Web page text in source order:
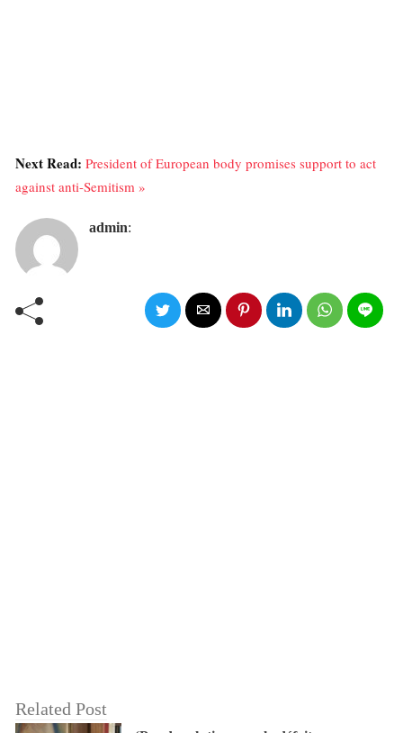
Next Read: President of European body promises support to act
against anti-Semitism »
admin:
Related Post